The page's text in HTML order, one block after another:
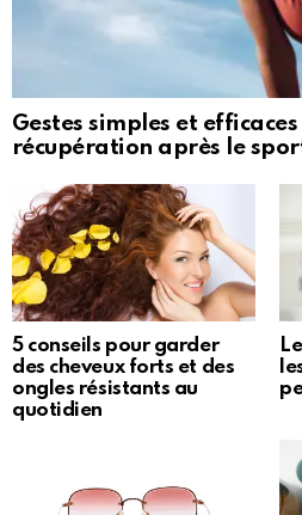
Gestes simples et
récupération après le
5 conseils pour garder
des cheveux forts et des
ongles résistants au
quotidien